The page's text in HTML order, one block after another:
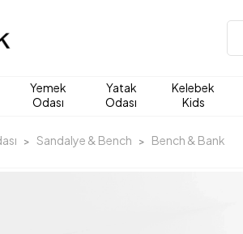
Yemek
Odası
Yatak
Odası
Kelebek
Kids
Sandalye & Bench Bench & Bank